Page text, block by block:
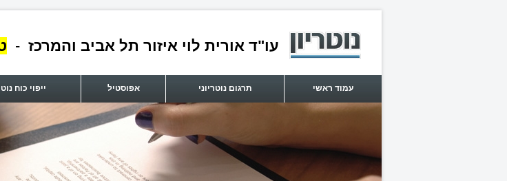
עו"ד אורית לוי איזור תל אביב והמרכז -
עמוד ראשי תרגום נוטריוני אפוסטיל ייפוי כוח